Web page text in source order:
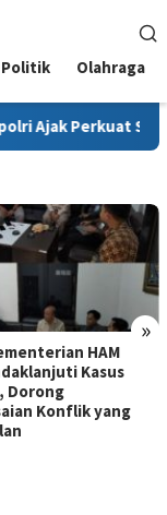
Politik Olahraga
Jaga
»
HAM
Kasus
Dorong
Konflik yang